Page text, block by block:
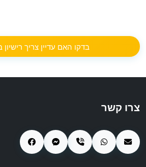
בדקו האם עדיין צריך רישיון
צרו קשר